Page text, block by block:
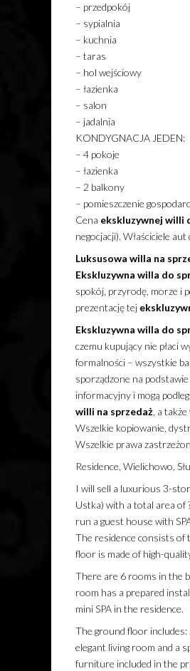
– przedpokój
– sypialnia
– kuchnia
– taras
– hol wejściowy
– łazienka
– salon
– jadalnia
KONDYGNACJA JEDEN:
– 4 pokoje
– łazienka
– 2 balkony
– pomieszczenie
Cena ekskluzywnej willi
negocjacji). Właściciele
Luksusowa willa na
Ekskluzywna willa do
spokój, przyrodę, morze i
prezentację tej
Ekskluzywna willa do
czemu kupujący nie płaci
formalności – wszystkie
sporządzone na
informacyjny i mogą
willi na sprzedaż, a
Wszelkie kopiowanie,
Wszelkie prawa
Residence, Wielichowo,
I will sell a luxurious 3-
Ustka) with a total area of
run a guest house with
The residence consists of
floor is made of high-
There are 6 rooms in the
room has a prepared
mini SPA in the residence.
The ground floor includes:
elegant living room and a
furniture included in the